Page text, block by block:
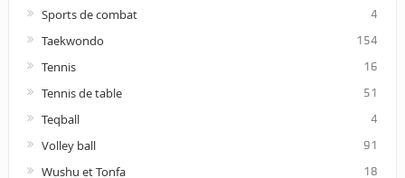
Sports de combat 4
Taekwondo 154
Tennis 16
Tennis de table 51
Teqball 4
Volley ball 91
Wushu et Tonfa 18